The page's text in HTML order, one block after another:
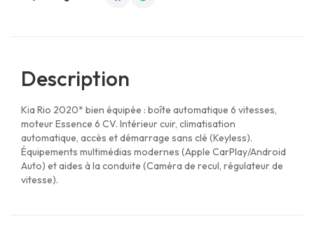
Description
Kia Rio 2020* bien équipée : boîte automatique 6 vitesses,
moteur Essence 6 CV. Intérieur cuir, climatisation
automatique, accès et démarrage sans clé (Keyless).
Équipements multimédias modernes (Apple CarPlay/Android
Auto) et aides à la conduite (Caméra de recul, régulateur de
vitesse).